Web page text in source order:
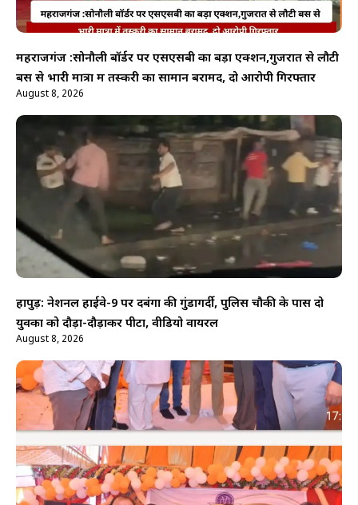
महराजगंज :सोनौली बॉर्डर पर एसएसबी का बड़ा एक्शन,गुजरात से लौटी
बस से भारी मात्रा में तस्करी का सामान बरामद, दो आरोपी गिरफ्तार
August 8, 2026
हापुड़: नेशनल हाईवे-9 पर दबंगों की गुंडागर्दी, पुलिस चौकी के पास दो
युवकों को दौड़ा-दौड़ाकर पीटा, वीडियो वायरल
August 8, 2026